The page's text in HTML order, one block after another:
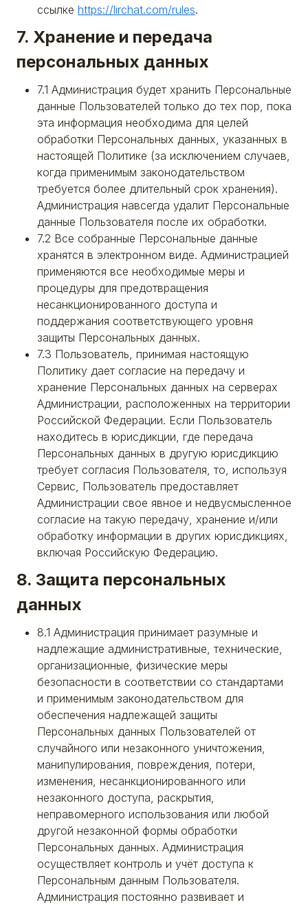
ссылке https://lirchat.com/rules.
7. Хранение и передача
персональных данных
7.1 Администрация будет хранить Персональные
данные Пользователей только до тех пор, пока
эта информация необходима для целей
обработки Персональных данных, указанных в
настоящей Политике (за исключением случаев,
когда применимым законодательством
требуется более длительный срок хранения).
Администрация навсегда удалит Персональные
данные Пользователя после их обработки.
7.2 Все собранные Персональные данные
хранятся в электронном виде. Администрацией
применяются все необходимые меры и
процедуры для предотвращения
несанкционированного доступа и
поддержания соответствующего уровня
защиты Персональных данных.
7.3 Пользователь, принимая настоящую
Политику дает согласие на передачу и
хранение Персональных данных на серверах
Администрации, расположенных на территории
Российской Федерации. Если Пользователь
находитесь в юрисдикции, где передача
Персональных данных в другую юрисдикцию
требует согласия Пользователя, то, используя
Сервис, Пользователь предоставляет
Администрации свое явное и недвусмысленное
согласие на такую передачу, хранение и/или
обработку информации в других юрисдикциях,
включая Российскую Федерацию.
8. Защита персональных
данных
8.1 Администрация принимает разумные и
надлежащие административные, технические,
организационные, физические меры
безопасности в соответствии со стандартами
и применимым законодательством для
обеспечения надлежащей защиты
Персональных данных Пользователей от
случайного или незаконного уничтожения,
манипулирования, повреждения, потери,
изменения, несанкционированного или
незаконного доступа, раскрытия,
неправомерного использования или любой
другой незаконной формы обработки
Персональных данных. Администрация
осуществляет контроль и учёт доступа к
Персональным данным Пользователя.
Администрация постоянно развивает и